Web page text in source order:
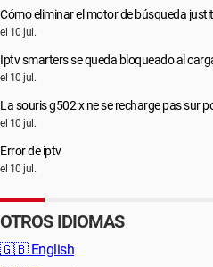
Cómo eliminar el motor de búsqueda
el 10 jul.
Iptv smarters se queda bloqueado al
el 10 jul.
La souris g502 x ne se recharge pas sur
el 10 jul.
Error de iptv
el 10 jul.
OTROS IDIOMAS
🇬🇧 English